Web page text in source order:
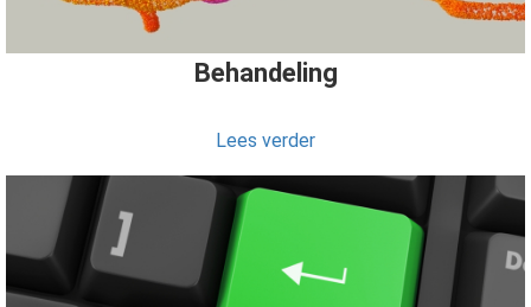
Behandeling
Lees verder